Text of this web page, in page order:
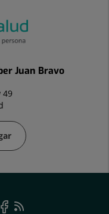
Juan Bravo
49
Feed
Este